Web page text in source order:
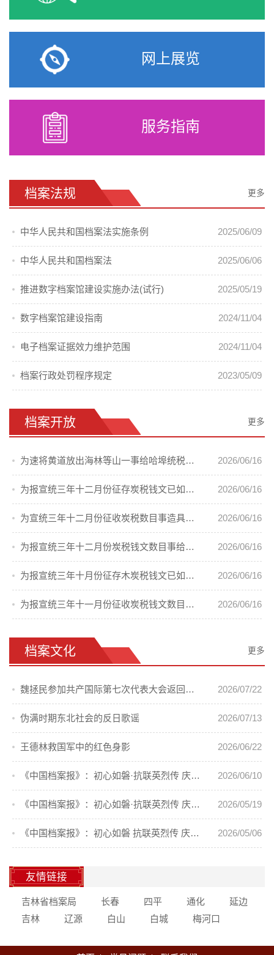
网上展览
服务指南
档案法规 更多
中华人民共和国档案法实施条例 2025/06/09
中华人民共和国档案法 2025/06/06
推进数字档案馆建设实施办法(试行) 2025/05/19
数字档案馆建设指南 2024/11/04
电子档案证据效力维护范围 2024/11/04
档案行政处罚程序规定 2023/05/09
档案开放 更多
为速将黄道放出海林等山一事给哈埠统税局的电文 2026/06/16
为报宣统三年十二月份征存炭税钱文已如数提清事给吉林巡抚陈等的呈 2026/06/16
为宣统三年十二月份征收炭税数目事造具清册 2026/06/16
为报宣统三年十二月份炭税钱文数目事给吉林巡抚陈等的呈 2026/06/16
为报宣统三年十月份征存木炭税钱文已如数提清事给吉林巡抚陈等的呈 2026/06/16
为报宣统三年十一月份征收炭税钱文数目事双拉统税分局的批 2026/06/16
档案文化 更多
魏拯民参加共产国际第七次代表大会返回东北 2026/07/22
伪满时期东北社会的反日歌谣 2026/07/13
王德林救国军中的红色身影 2026/06/22
《中国档案报》：初心如磐·抗联英烈传 庆祝中国共产党成立105周年⑦ 2026/06/10
《中国档案报》：初心如磐·抗联英烈传 庆祝中国共产党成立105周年⑥ 2026/05/19
《中国档案报》：初心如磐 抗联英烈传 庆祝中国共产党成立105周年⑤ 2026/05/06
友情链接
吉林省档案局 长春 四平 通化
延边
吉林
辽源 白山 白城 梅河口